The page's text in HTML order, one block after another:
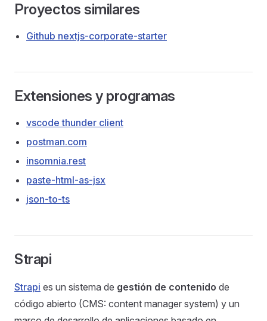
Proyectos similares
Github nextjs-corporate-starter
Extensiones y programas
vscode thunder client
postman.com
insomnia.rest
paste-html-as-jsx
json-to-ts
Strapi
Strapi es un sistema de gestión de contenido de
código abierto (CMS: content manager system) y un